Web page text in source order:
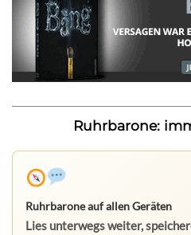
Ruhrbarone:
Ruhrbarone auf allen Geräten
Lies unterwegs weiter,